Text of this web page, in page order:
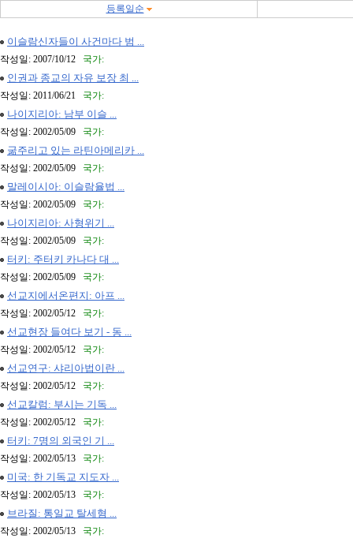
등록일순
이슬람신자들이 사건마다 범 ...
작성일: 2007/10/12 국가:
인권과 종교의 자유 보장 최 ...
작성일: 2011/06/21 국가:
나이지리아: 남부 이슬 ...
작성일: 2002/05/09 국가:
굶주리고 있는 라틴아메리카 ...
작성일: 2002/05/09 국가:
말레이시아: 이슬람율법 ...
작성일: 2002/05/09 국가:
나이지리아: 사형위기 ...
작성일: 2002/05/09 국가:
터키: 주터키 카나다 대 ...
작성일: 2002/05/09 국가:
선교지에서온편지: 아프 ...
작성일: 2002/05/12 국가:
선교현장 들여다 보기 - 동 ...
작성일: 2002/05/12 국가:
선교연구: 샤리아법이란 ...
작성일: 2002/05/12 국가:
선교칼럼: 부시는 기독 ...
작성일: 2002/05/12 국가:
터키: 7명의 외국인 기 ...
작성일: 2002/05/13 국가:
미국: 한 기독교 지도자 ...
작성일: 2002/05/13 국가:
브라질: 통일교 탈세혐 ...
작성일: 2002/05/13 국가: